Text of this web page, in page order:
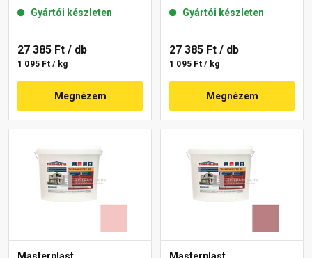
25-D 25 kg
Gyártói készleten
27 385 Ft / db
1 095 Ft / kg
Megnézem
Gyártói készleten
27 385 Ft / db
1 095 Ft / kg
Megnézem